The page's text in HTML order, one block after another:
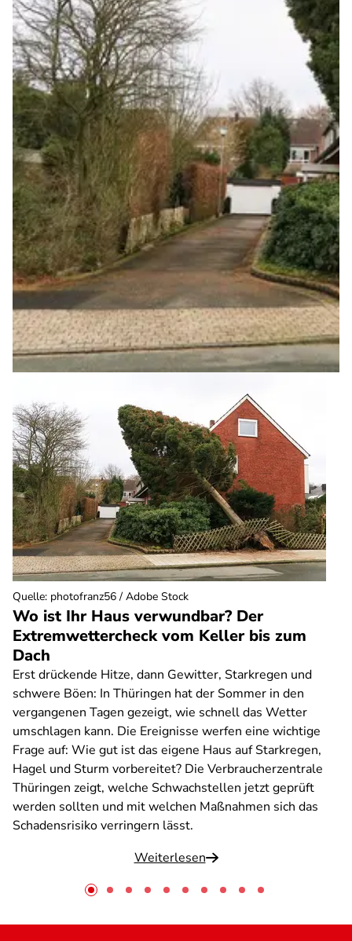
Wo ist Ihr Haus verwundbar? Der
Extremwettercheck vom Keller bis zum
Dach
Erst drückende Hitze, dann Gewitter, Starkregen und
schwere Böen: In Thüringen hat der Sommer in den
vergangenen Tagen gezeigt, wie schnell das Wetter
umschlagen kann. Die Ereignisse werfen eine wichtige
Frage auf: Wie gut ist das eigene Haus auf Starkregen,
Hagel und Sturm vorbereitet? Die Verbraucherzentrale
Thüringen zeigt, welche Schwachstellen jetzt geprüft
werden sollten und mit welchen Maßnahmen sich das
Schadensrisiko verringern lässt.
Weiterlesen
Quelle: photofranz56 / Adobe Stock